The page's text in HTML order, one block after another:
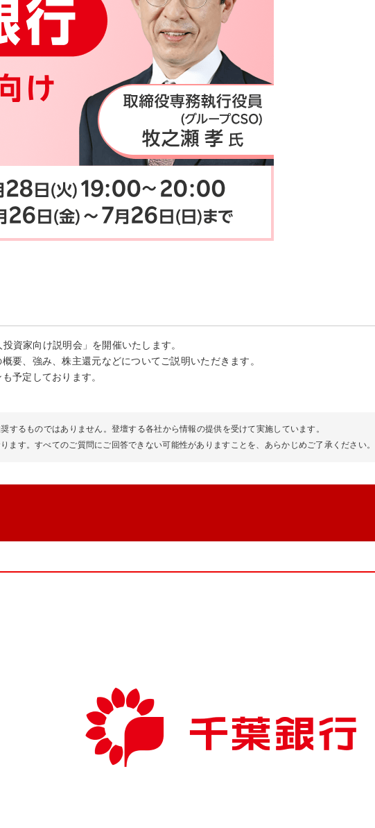
資家向け説明会」を開催いたします。
要、強み、株主還元などについてご説明いただきます。
予定しております。
するものではありません。登壇する各社から情報の提供を受けて実施しています。
ます。すべてのご質問にご回答できない可能性がありますことを、あらかじめご了承ください。